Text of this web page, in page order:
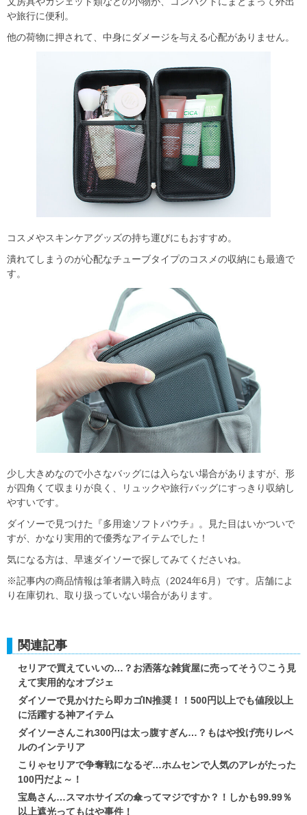
や旅行に便利。
他の荷物に押されて、中身にダメージを与える心配がありません。
コスメやスキンケアグッズの持ち運びにもおすすめ。
潰れてしまうのが心配なチューブタイプのコスメの収納にも最適で
す。
少し大きめなので小さなバッグには入らない場合がありますが、形
が四角くて収まりが良く、リュックや旅行バッグにすっきり収納し
やすいです。
ダイソーで見つけた『多用途ソフトパウチ』。見た目はいかついで
すが、かなり実用的で優秀なアイテムでした！
気になる方は、早速ダイソーで探してみてくださいね。
※記事内の商品情報は筆者購入時点（2024年6月）です。店舗によ
り在庫切れ、取り扱っていない場合があります。
関連記事
セリアで買えていいの…？お洒落な雑貨屋に売ってそう♡こう見
えて実用的なオブジェ
ダイソーで見かけたら即カゴIN推奨！！500円以上でも値段以上
に活躍する神アイテム
ダイソーさんこれ300円は太っ腹すぎん…？もはや投げ売りレベ
ルのインテリア
こりゃセリアで争奪戦になるぞ…ホムセンで人気のアレがたった
100円だよ～！
宝島さん…スマホサイズの傘ってマジですか？！しかも99.99％
以上遮光ってもはや事件！